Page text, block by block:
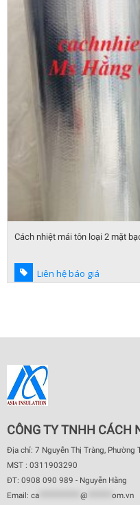
Cách nhiệt mái tôn loại 2 mặt
Liên hệ báo giá
CÔNG TY TNHH CÁCH
Địa chỉ: 7 Nguyễn Thị Tràng, Phường
MST : 0311903290
ĐT: 0908 090 989 - Nguyễn Hằng
Email: ca @ om.vn